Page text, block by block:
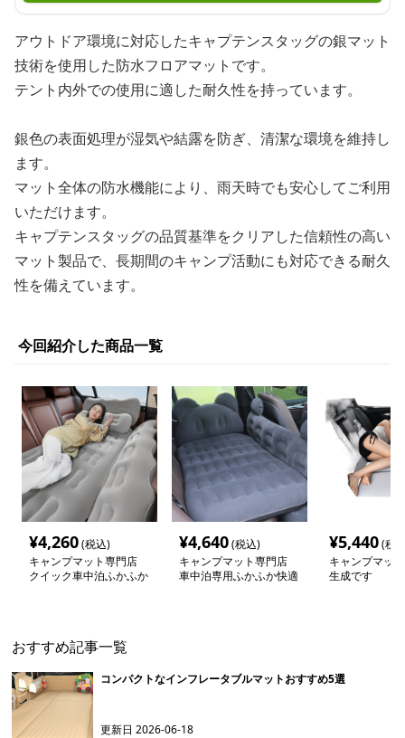
アウトドア環境に対応したキャプテンスタッグの銀マット
技術を使用した防水フロアマットです。
テント内外での使用に適した耐久性を持っています。
銀色の表面処理が湿気や結露を防ぎ、清潔な環境を維持し
ます。
マット全体の防水機能により、雨天時でも安心してご利用
いただけます。
キャプテンスタッグの品質基準をクリアした信頼性の高い
マット製品で、長期間のキャンプ活動にも対応できる耐久
性を備えています。
今回紹介した商品一覧
¥4,260(税込)
キャンプマット専門店
クイック車中泊ふかふか
¥4,640(税込)
キャンプマット専門店
車中泊専用ふかふか快適
¥5,440(税
キャンプマッ
生成です
おすすめ記事一覧
コンパクトなインフレータブルマットおすすめ5選
更新日2026-06-18